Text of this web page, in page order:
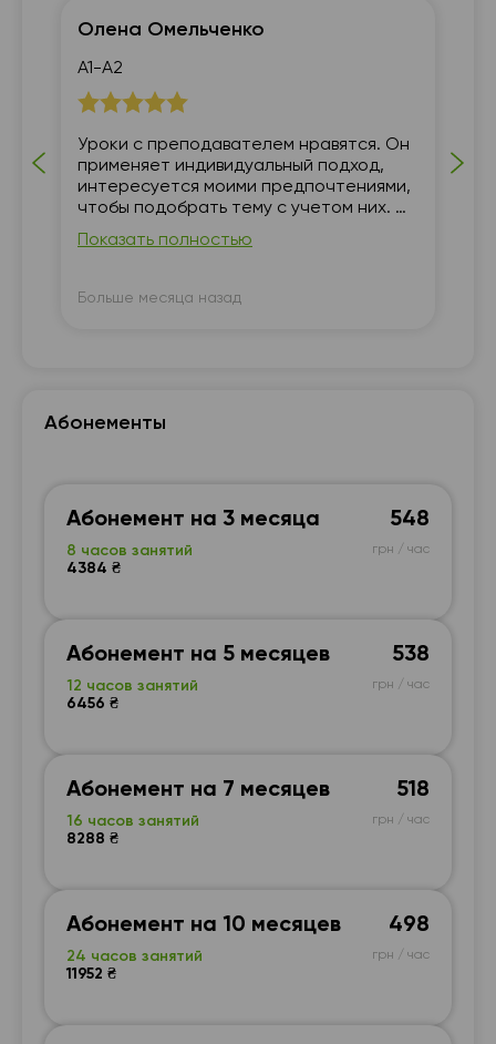
Олена Омельченко
А1-А2
Уроки с преподавателем нравятся. Он
применяет индивидуальный подход,
интересуется моими предпочтениями,
чтобы подобрать тему с учетом них. С
пониманием относится, если я чего-то
не знаю, и понятно объясняет. В конце
пройденному материалу и задаёт
Показать полностью
Больше месяца назад
Абонементы
Абонемент на 3 месяца
8 часов занятий
4384 ₴
548
грн / час
Абонемент на 5 месяцев
12 часов занятий
6456 ₴
538
грн / час
Абонемент на 7 месяцев
16 часов занятий
8288 ₴
518
грн / час
Абонемент на 10 месяцев
24 часов занятий
11952 ₴
498
грн / час